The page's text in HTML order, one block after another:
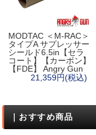
MODTAC ＜M-RAC＞
タイプA サプレッサー
シールド6.5in【セラ
コート】【カーボン】
【FDE】 Angry Gun
21,359円(税込)
｜おすすめ商品